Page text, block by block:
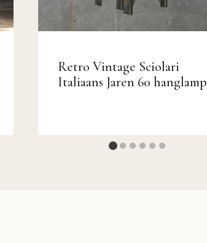
Retro Vintage Sciolari
Italiaans Jaren 60 hanglamp